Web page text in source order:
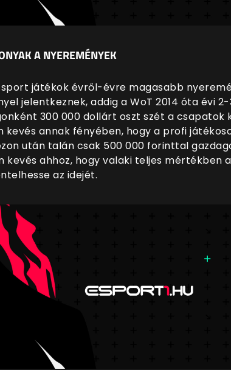
A NYEREMÉNYEK
játékok évről-évre magasabb
jelentkeznek, addig a WoT 2014 óta évi
300 000 dollárt oszt szét a csapatok
kevés annak fényében, hogy a profi
után talán csak 500 000 forinttal
kevés ahhoz, hogy valaki teljes mértékben
az idejét.